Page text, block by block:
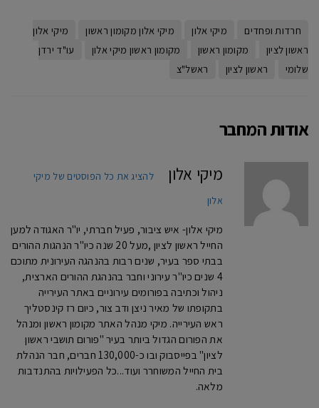
חרדות ופחדים מיקי אלון מיקי אלון מקומון ראשון
מיקי אלון
ראשון לציון
מקומון ראשון מקומון ראשון מיקי אלון
עו"ד ירדן
שלומי
ראשון לציון ראשל"צ
אודות המחבר
מיקי אלון
להציג את כל הפוסטים של מיקי
אלון
מיקי אלון- איש ציבור, פעיל חברתי, יו"ר האגודה למען
החייל ראשון לציון ,מעל 20 שנה כיו"ר הנהגות ההורים
בבתי ספר בעיר, שנים רבות בהנהגה העירונית מתוכם
4 שנים כיו"ר עירוני וחבר בהנהגת ההורים הארצית,
ניהול וכתיבה בפורומים עירוניים באתר העירייה
בתקופתו של מאיר ניצן ודב צור, כיום רז קינסטליך
ראש העירייה. מיקי מנהל האתר מקומון ראשון ומנהל
את הפורום הגדול ביותר בעיר "פורום תושבי ראשון
לציון" בפייסבוק ובו כ-130,000 חברים, חבר הנהלת
בית החייל המשוחרר ועוד...כל הפעילויות בהתנדבות
מלאה.